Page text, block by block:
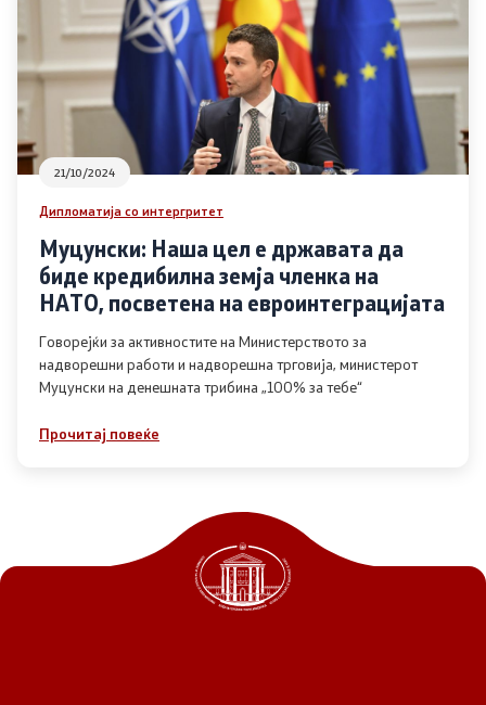
21/10/2024
Дипломатија со интергритет
Муцунски: Наша цел е државата да
биде кредибилна земја членка на
НАТО, посветена на евроинтеграцијата
Говорејќи за активностите на Министерството за
надворешни работи и надворешна трговија, министерот
Муцунски на денешната трибина „100% за тебе“
Прочитај повеќе